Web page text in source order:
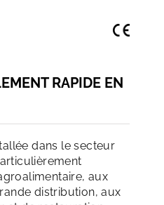
RAPIDE EN
dans le secteur
aux
distribution, aux